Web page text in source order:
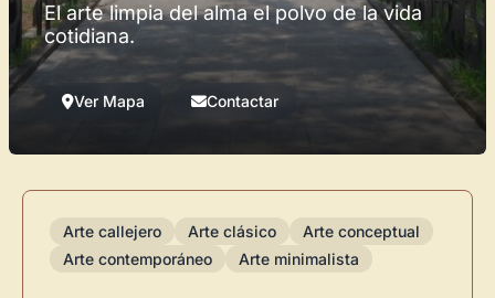
El arte limpia del alma el polvo de la vida
cotidiana.
Ver Mapa Contactar
Arte callejero Arte clásico
Arte conceptual
Arte contemporáneo
Arte minimalista